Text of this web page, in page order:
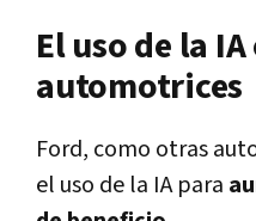
El uso de la
automotrices
Ford, como otras
el uso de la IA para